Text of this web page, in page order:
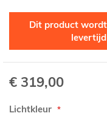
Dit product
€ 319,00
Lichtkleur